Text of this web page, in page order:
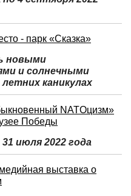
- парк «Сказка»
новыми
и солнечными
каникулах
NATOцизм»
Победы
июля 2022 года
выставка о